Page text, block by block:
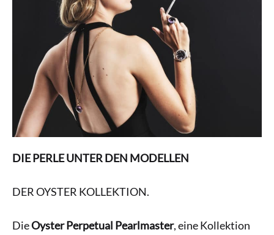
DIE PERLE UNTER DEN MODELLEN
DER OYSTER KOLLEKTION.
DieOyster Perpetual Pearlmaster, eine Kollektion